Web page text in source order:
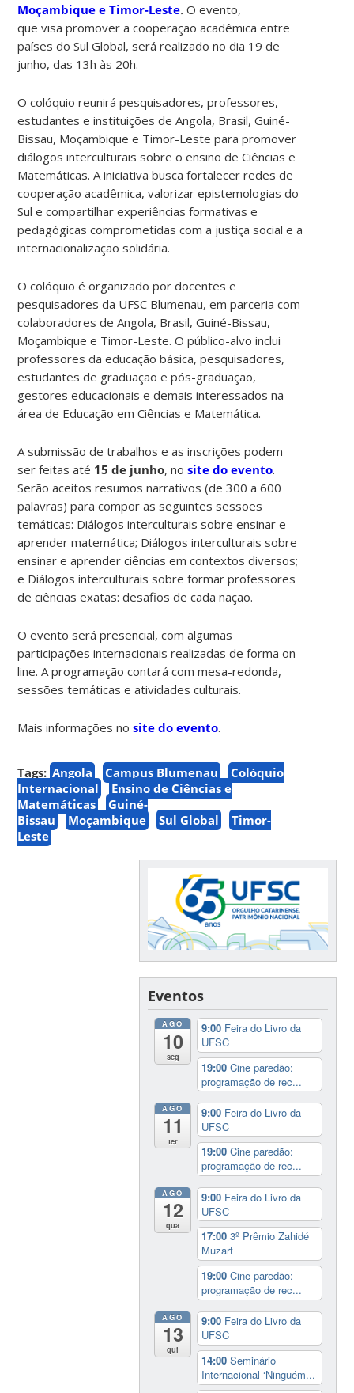
Moçambique e Timor-Leste. O evento,
que visa promover a cooperação acadêmica entre
países do Sul Global, será realizado no dia 19 de
junho, das 13h às 20h.
O colóquio reunirá pesquisadores, professores,
estudantes e instituições de Angola, Brasil, Guiné-
Bissau, Moçambique e Timor-Leste para promover
diálogos interculturais sobre o ensino de Ciências e
Matemáticas. A iniciativa busca fortalecer redes de
cooperação acadêmica, valorizar epistemologias do
Sul e compartilhar experiências formativas e
pedagógicas comprometidas com a justiça social e a
internacionalização solidária.
O colóquio é organizado por docentes e
pesquisadores da UFSC Blumenau, em parceria com
colaboradores de Angola, Brasil, Guiné-Bissau,
Moçambique e Timor-Leste. O público-alvo inclui
professores da educação básica, pesquisadores,
estudantes de graduação e pós-graduação,
gestores educacionais e demais interessados na
área de Educação em Ciências e Matemática.
A submissão de trabalhos e as inscrições podem
ser feitas até 15 de junho, nosite do evento.
Serão aceitos resumos narrativos (de 300 a 600
palavras) para compor as seguintes sessões
temáticas: Diálogos interculturais sobre ensinar e
aprender matemática; Diálogos interculturais sobre
ensinar e aprender ciências em contextos diversos;
e Diálogos interculturais sobre formar professores
de ciências exatas: desafios de cada nação.
O evento será presencial, com algumas
participações internacionais realizadas de forma on-
line. A programação contará com mesa-redonda,
sessões temáticas e atividades culturais.
Mais informações nosite do evento.
Tags: Angola Campus Blumenau
Colóquio
Internacional
Ensino de Ciências e
Matemáticas
Guiné-
Bissau
Moçambique Sul Global
Timor-
Leste
Eventos
AGO
10
seg
9:00 Feira do Livro da
UFSC
19:00Cine paredão:
programação de rec...
AGO
11
ter
9:00 Feira do Livro da
UFSC
19:00Cine paredão:
programação de rec...
AGO
12
qua
9:00 Feira do Livro da
UFSC
17:003º Prêmio Zahidé
Muzart
19:00Cine paredão:
programação de rec...
AGO
13
qui
9:00 Feira do Livro da
UFSC
14:00Seminário
Internacional ‘Ninguém...